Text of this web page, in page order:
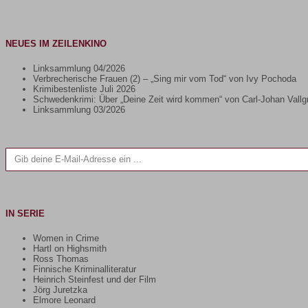
NEUES IM ZEILENKINO
Linksammlung 04/2026
Verbrecherische Frauen (2) – „Sing mir vom Tod“ von Ivy Pochoda
Krimibestenliste Juli 2026
Schwedenkrimi: Über „Deine Zeit wird kommen“ von Carl-Johan
Linksammlung 03/2026
Gib deine E-Mail-Adresse ein ...
IN SERIE
Women in Crime
Hartl on Highsmith
Ross Thomas
Finnische Kriminalliteratur
Heinrich Steinfest und der Film
Jörg Juretzka
Elmore Leonard